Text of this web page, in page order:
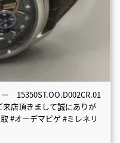
15350ST.OO.D002CR.01
店頂きまして誠にありが
#オーデマピゲ #ミレネリ